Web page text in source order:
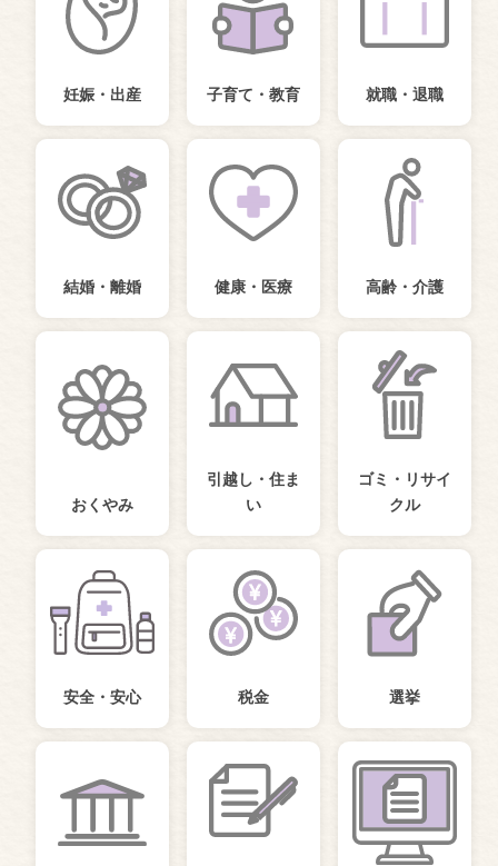
妊娠・出産 子育て・教育 就職・退職
結婚・離婚 健康・医療 高齢・介護
おくやみ
引越し・住ま
い
ゴミ・リサイ
クル
安全・安心 税金 選挙